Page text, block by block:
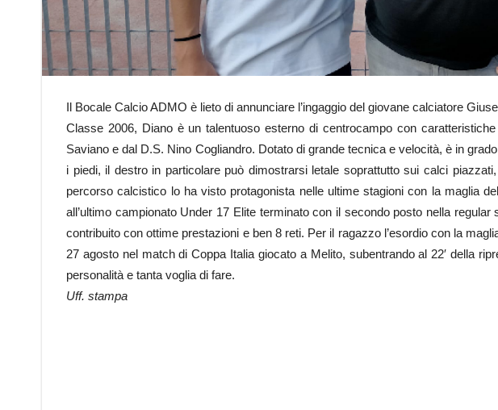
Il Bocale Calcio ADMO è lieto di annunciare l’ingaggio del giovane calciatore
Classe 2006, Diano è un talentuoso esterno di centrocampo con
Saviano e dal D.S. Nino Cogliandro. Dotato di grande tecnica e velocità, è in
i piedi, il destro in particolare può dimostrarsi letale soprattutto sui calci
percorso calcistico lo ha visto protagonista nelle ultime stagioni con la maglia
all’ultimo campionato Under 17 Elite terminato con il secondo posto nella
contribuito con ottime prestazioni e ben 8 reti. Per il ragazzo l’esordio con la
27 agosto nel match di Coppa Italia giocato a Melito, subentrando al 22′ della
personalità e tanta voglia di fare.
Uff. stampa